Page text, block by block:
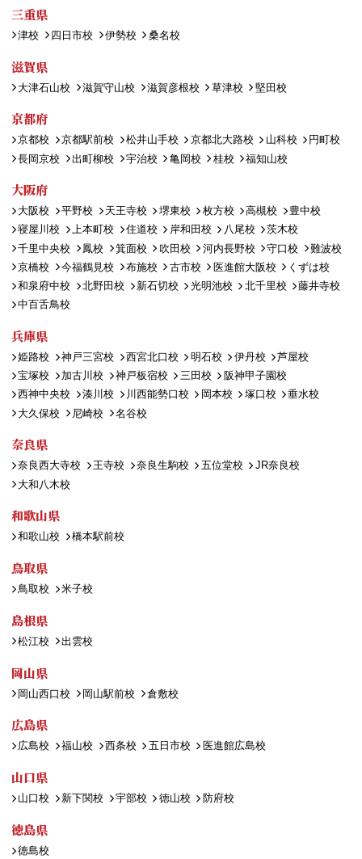
三重県
津校 四日市校 伊勢校 桑名校
滋賀県
大津石山校 滋賀守山校 滋賀彦根校 草津校 堅田校
京都府
京都校 京都駅前校 松井山手校 京都北大路校 山科校
円町校
長岡京校
出町柳校 宇治校 亀岡校 桂校 福知山校
大阪府
大阪校 平野校 天王寺校 堺東校 枚方校 高槻校
豊中校
寝屋川校
上本町校 住道校 岸和田校 八尾校
茨木校
千里中央校
鳳校 箕面校 吹田校 河内長野校 守口校
難波校
京橋校
今福鶴見校 布施校 古市校 医進館大阪校
くずは校
和泉府中校
北野田校 新石切校 光明池校 北千里校
藤井寺校
中百舌鳥校
兵庫県
姫路校 神戸三宮校 西宮北口校 明石校 伊丹校
芦屋校
宝塚校
加古川校 神戸板宿校 三田校
阪神甲子園校
西神中央校
湊川校 川西能勢口校 岡本校 塚口校
垂水校
大久保校
尼崎校 名谷校
奈良県
奈良西大寺校 王寺校 奈良生駒校 五位堂校
JR奈良校
大和八木校
和歌山県
和歌山校 橋本駅前校
鳥取県
鳥取校 米子校
島根県
松江校 出雲校
岡山県
岡山西口校 岡山駅前校 倉敷校
広島県
広島校 福山校 西条校 五日市校 医進館広島校
山口県
山口校 新下関校 宇部校 徳山校 防府校
徳島県
徳島校